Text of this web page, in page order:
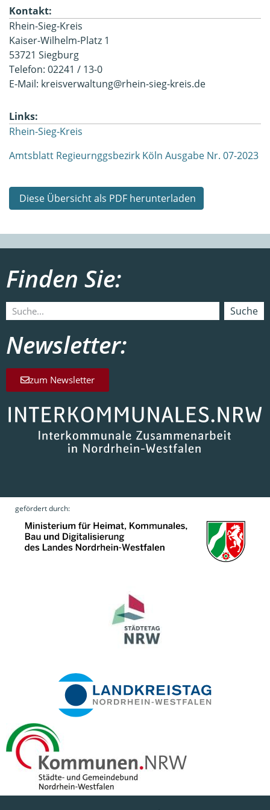
Kontakt:
Rhein-Sieg-Kreis
Kaiser-Wilhelm-Platz 1
53721 Siegburg
Telefon: 02241 / 13-0
E-Mail: kreisverwaltung@rhein-sieg-kreis.de
Links:
Rhein-Sieg-Kreis
Amtsblatt Regieurnggsbezirk Köln Ausgabe Nr. 07-2023
Diese Übersicht als PDF herunterladen
Finden Sie:
Suche
Newsletter:
zum Newsletter
gefördert durch: